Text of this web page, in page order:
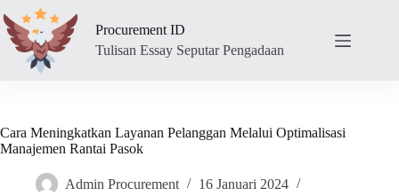
to
content
Procurement ID
Tulisan Essay Seputar Pengadaan
Cara Meningkatkan Layanan Pelanggan Melalui Optimalisasi
Manajemen Rantai Pasok
Admin Procurement
16 Januari 2024